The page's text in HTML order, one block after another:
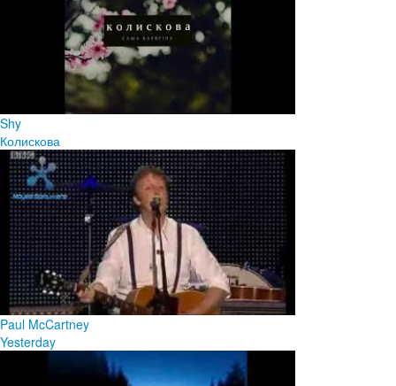
Shy
Колискова
Paul McCartney
Yesterday